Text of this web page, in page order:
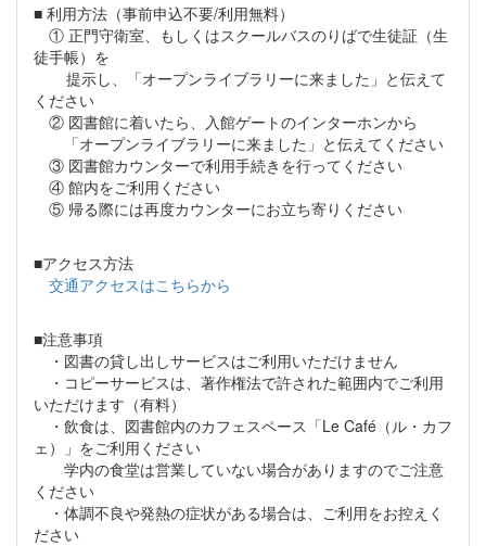
■ 利用方法（事前申込不要/利用無料）
① 正門守衛室、もしくはスクールバスのりばで生徒証（生
徒手帳）を
提示し、「オープンライブラリーに来ました」と伝えて
ください
② 図書館に着いたら、入館ゲートのインターホンから
「オープンライブラリーに来ました」と伝えてください
③ 図書館カウンターで利用手続きを行ってください
④ 館内をご利用ください
⑤ 帰る際には再度カウンターにお立ち寄りください
■アクセス方法
交通アクセスはこちらから
■注意事項
・図書の貸し出しサービスはご利用いただけません
・コピーサービスは、著作権法で許された範囲内でご利用
いただけます（有料）
・飲食は、図書館内のカフェスペース「Le Café（ル・カフ
ェ）」をご利用ください
学内の食堂は営業していない場合がありますのでご注意
ください
・体調不良や発熱の症状がある場合は、ご利用をお控えく
ださい